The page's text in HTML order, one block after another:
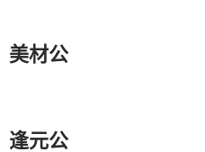
美材公
逢元公